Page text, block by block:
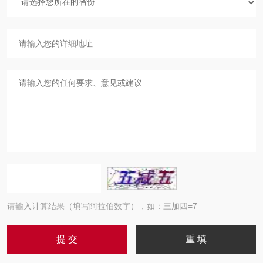
请输入计算结果（填写阿拉伯数字），如：三加四=7